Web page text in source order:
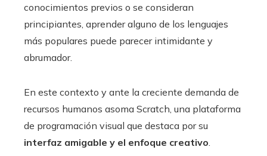
conocimientos previos o se consideran
principiantes, aprender alguno de los lenguajes
más populares puede parecer intimidante y
abrumador.
En este contexto y ante la creciente demanda de
recursos humanos asoma Scratch, una plataforma
de programación visual que destaca por su
interfaz amigable y el enfoque creativo